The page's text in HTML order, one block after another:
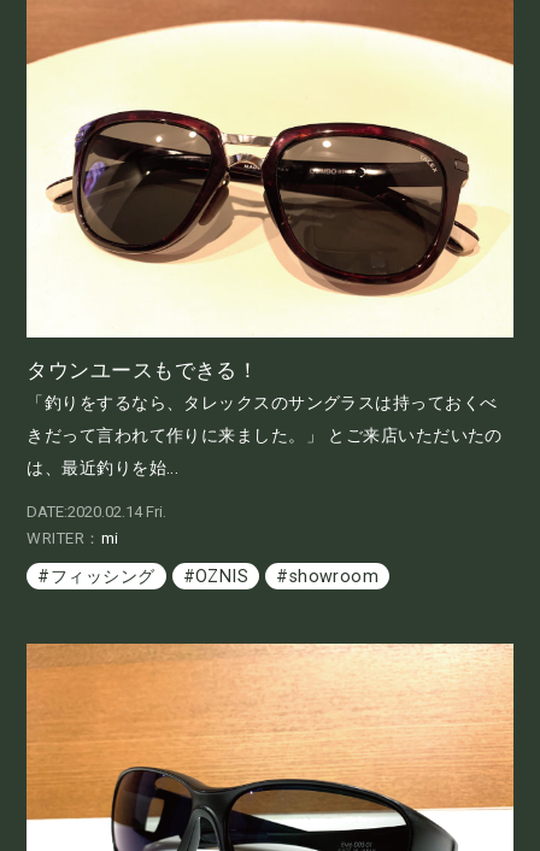
タウンユースもできる！
「釣りをするなら、タレックスのサングラスは持っておくべ
きだって言われて作りに来ました。」 とご来店いただいたの
は、最近釣りを始...
DATE:2020.02.14 Fri.
WRITER： mi
#フィッシング #OZNIS #showroom